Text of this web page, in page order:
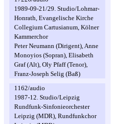
1989-09-21/29. Studio/Lohmar-
Honrath, Evangelische Kirche
Collegium Cartusianum, Kölner
Kammerchor
Peter Neumann (Dirigent), Anne
Monoyios (Sopran), Elisabeth
Graf (Alt), Oly Pfaff (Tenor),
Franz-Joseph Selig (Baß)
1162/audio
1987-12. Studio/Leipzig
Rundfunk-Sinfonieorchester
Leipzig (MDR), Rundfunkchor